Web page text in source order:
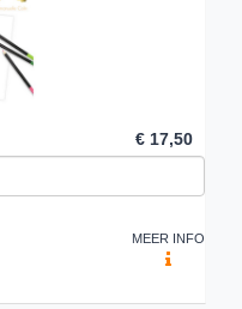
€ 17,50
MEER INFO